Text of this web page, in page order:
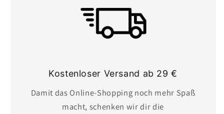
Kostenloser Versand ab 29 €
Damit das Online-Shopping noch mehr Spaß
macht, schenken wir dir die